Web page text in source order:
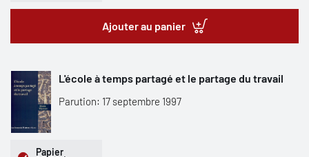
Ajouter au panier
L'école à temps partagé et le partage du travail
Parution: 17 septembre 1997
Papier